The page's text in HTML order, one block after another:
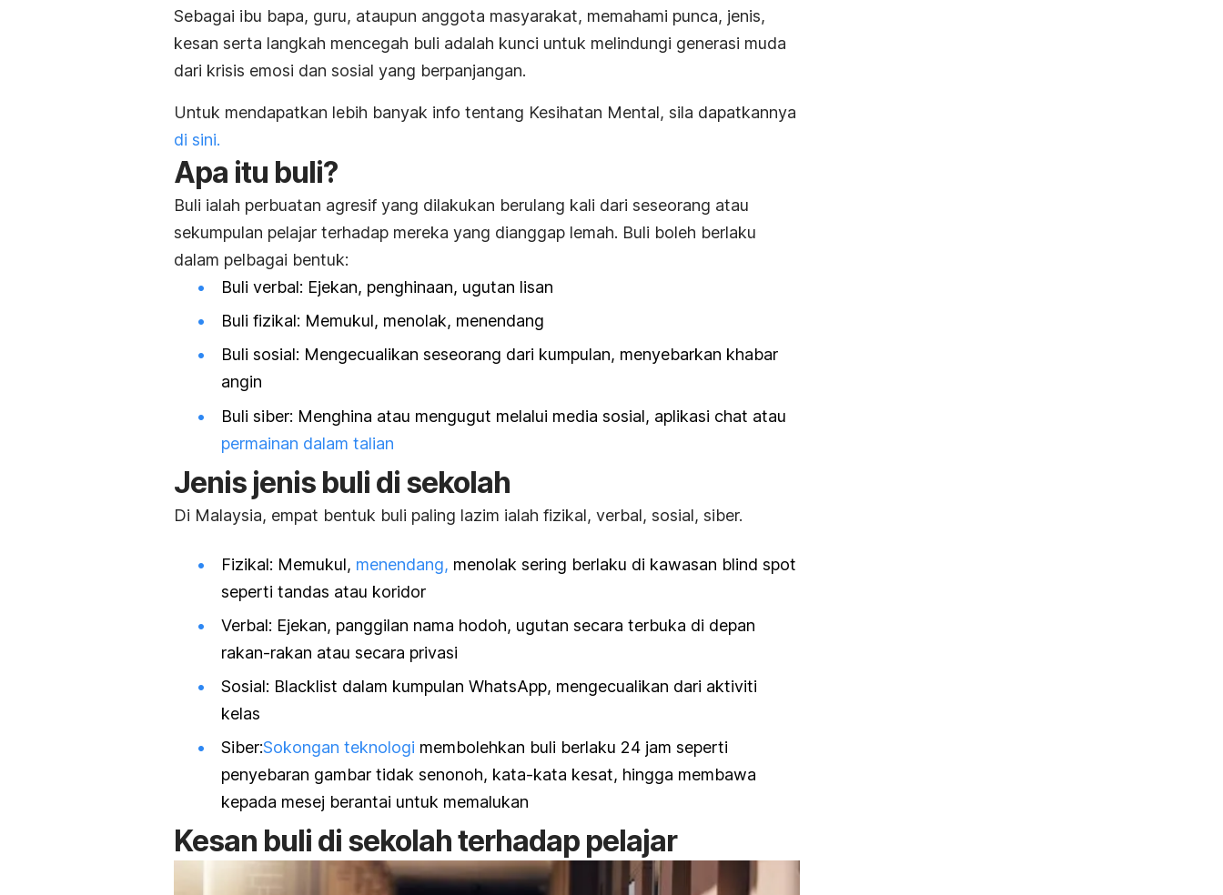
Sebagai ibu bapa, guru, ataupun anggota masyarakat, memahami punca, jenis,
kesan serta langkah mencegah buli adalah kunci untuk melindungi generasi muda
dari krisis emosi dan sosial yang berpanjangan.
Untuk mendapatkan lebih banyak info tentang Kesihatan Mental, sila dapatkannya
di sini.
Apa itu buli?
Buli ialah perbuatan agresif yang dilakukan berulang kali dari seseorang atau
sekumpulan pelajar terhadap mereka yang dianggap lemah. Buli boleh berlaku
dalam pelbagai bentuk:
Buli verbal: Ejekan, penghinaan, ugutan lisan
Buli fizikal: Memukul, menolak, menendang
Buli sosial: Mengecualikan seseorang dari kumpulan, menyebarkan khabar
angin
Buli siber: Menghina atau mengugut melalui media sosial, aplikasi chat atau
permainan dalam talian
Jenis jenis buli di sekolah
Di Malaysia, empat bentuk buli paling lazim ialah fizikal, verbal, sosial, siber.
Fizikal: Memukul, menendang, menolak sering berlaku di kawasan blind spot
seperti tandas atau koridor
Verbal: Ejekan, panggilan nama hodoh, ugutan secara terbuka di depan
rakan-rakan atau secara privasi
Sosial: Blacklist dalam kumpulan WhatsApp, mengecualikan dari aktiviti
kelas
Siber:Sokongan teknologi membolehkan buli berlaku 24 jam seperti
penyebaran gambar tidak senonoh, kata-kata kesat, hingga membawa
kepada mesej berantai untuk memalukan
Kesan buli di sekolah terhadap pelajar